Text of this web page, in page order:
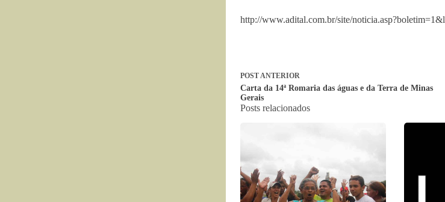
http://www.adital.com.br/site/
POSTANTERIOR
Carta da 14ª Romaria das águas e da Terra de Minas
Gerais
Posts relacionados